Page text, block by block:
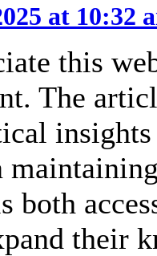
at 10:32
this
The
both
their